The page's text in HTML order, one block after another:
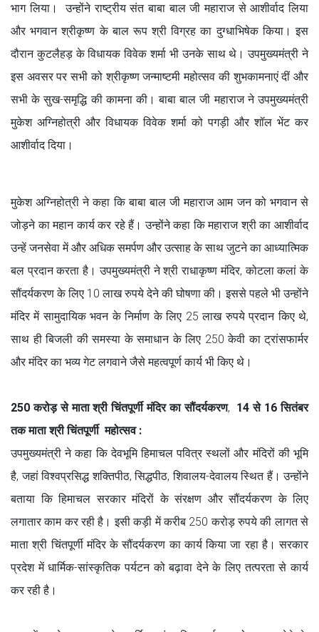
भाग लिया। उन्होंने राष्ट्रीय संत बाबा बाल जी महाराज से आशीर्वाद लिया
और भगवान श्रीकृष्ण के बाल रूप श्री विग्रह का दुग्धाभिषेक किया। इस
दौरान कुटलैहड़ के विधायक विवेक शर्मा भी उनके साथ थे। उपमुख्यमंत्री ने
इस अवसर पर सभी को श्रीकृष्ण जन्माष्टमी महोत्सव की शुभकामनाएं दीं और
सभी के सुख-समृद्धि की कामना की। बाबा बाल जी महाराज ने उपमुख्यमंत्री
मुकेश अग्निहोत्री और विधायक विवेक शर्मा को पगड़ी और शॉल भेंट कर
आशीर्वाद दिया।
मुकेश अग्निहोत्री ने कहा कि बाबा बाल जी महाराज आम जन को भगवान से
जोड़ने का महान कार्य कर रहे हैं। उन्होंने कहा कि महाराज श्री का आशीर्वाद
उन्हें जनसेवा में और अधिक समर्पण और उत्साह के साथ जुटने का आध्यात्मिक
बल प्रदान करता है। उपमुख्यमंत्री ने श्री राधाकृष्ण मंदिर, कोटला कलां के
सौंदर्यकरण के लिए 10 लाख रुपये देने की घोषणा की। इससे पहले भी उन्होंने
मंदिर में सामुदायिक भवन के निर्माण के लिए 25 लाख रुपये प्रदान किए थे,
साथ ही बिजली की समस्या के समाधान के लिए 250 केवी का ट्रांसफार्मर
और मंदिर का भव्य गेट लगवाने जैसे महत्वपूर्ण कार्य भी किए थे।
250 करोड़ से माता श्री चिंतपूर्णी मंदिर का सौंदर्यकरण, 14 से 16 सितंबर
तक माता श्री चिंतपूर्णी महोत्सव :
उपमुख्यमंत्री ने कहा कि देवभूमि हिमाचल पवित्र स्थलों और मंदिरों की भूमि
है, जहां विश्वप्रसिद्ध शक्तिपीठ, सिद्धपीठ, शिवालय-देवालय स्थित हैं। उन्होंने
बताया कि हिमाचल सरकार मंदिरों के संरक्षण और सौंदर्यकरण के लिए
लगातार काम कर रही है। इसी कड़ी में करीब 250 करोड़ रुपये की लागत से
माता श्री चिंतपूर्णी मंदिर के सौंदर्यकरण का कार्य किया जा रहा है। सरकार
प्रदेश में धार्मिक-सांस्कृतिक पर्यटन को बढ़ावा देने के लिए तत्परता से कार्य
कर रही है।